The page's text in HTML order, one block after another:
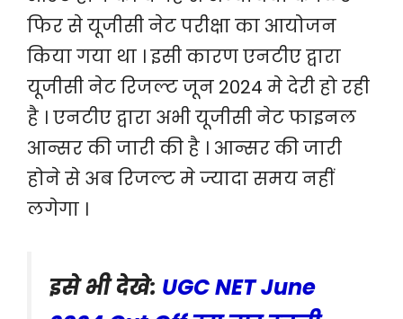
फिर से यूजीसी नेट परीक्षा का आयोजन
किया गया था । इसी कारण एनटीए द्वारा
यूजीसी नेट रिजल्ट जून 2024 मे देरी हो रही
है । एनटीए द्वारा अभी यूजीसी नेट फाइनल
आन्सर की जारी की है । आन्सर की जारी
होने से अब रिजल्ट मे ज्यादा समय नहीं
लगेगा ।
इसे भी देखे: UGC NET June